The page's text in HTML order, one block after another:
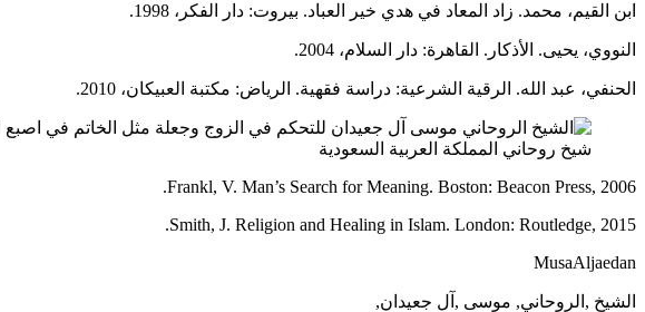
ابن القيم، محمد. زاد المعاد في هدي خير العباد. بيروت: دار الفكر، 1998.
النووي، يحيى. الأذكار. القاهرة: دار السلام، 2004.
الحنفي، عبد الله. الرقية الشرعية: دراسة فقهية. الرياض: مكتبة العبيكان، 2010.
شيخ روحاني المملكة العربية السعودية
Frankl, V. Man’s Search for Meaning. Boston: Beacon Press, 2006.
Smith, J. Religion and Healing in Islam. London: Routledge, 2015.
MusaAljaedan
الشيخ ,الروحاني, موسى ,آل جعيدان,